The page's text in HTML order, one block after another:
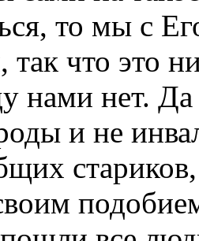
то мы с
что это
нами нет.
и не